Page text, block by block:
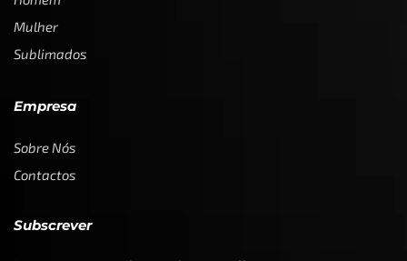
Mulher
Sublimados
Empresa
Sobre Nós
Contactos
Subscrever